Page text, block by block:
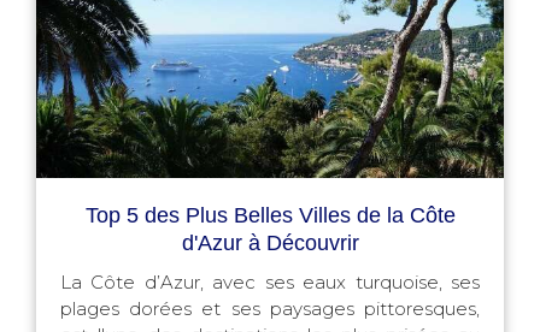
Top 5 des Plus Belles Villes de la Côte
d'Azur à Découvrir
La Côte d’Azur, avec ses eaux turquoise, ses
plages dorées et ses paysages pittoresques,